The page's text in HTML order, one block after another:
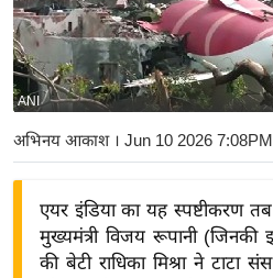
र्रा
ष्ट्री
य
बि
ज़
ने
द्यो
ANI
अभिनय आकाश। Jun 10 2026 7:08PM
एयर इंडिया का यह स्पष्टीकरण
मुख्यमंत्री विजय रूपानी
की बेटी राधिका मिश्रा ने